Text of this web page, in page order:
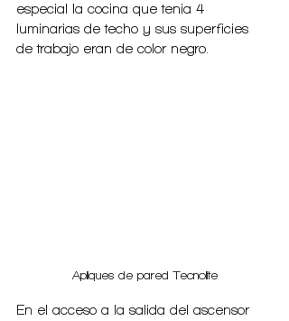
especial la cocina que tenia 4
luminarias de techo y sus superficies
de trabajo eran de color negro.
Apliques de pared Tecnolite
En el acceso a la salida del ascensor